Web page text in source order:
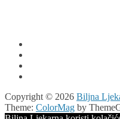
Copyright © 2026 Biljna
Theme: ColorMag by